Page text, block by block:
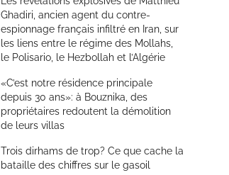
Ghadiri, ancien agent du contre-
espionnage français infiltré en Iran, sur
les liens entre le régime des Mollahs,
le Polisario, le Hezbollah et l’Algérie
«C’est notre résidence principale
depuis 30 ans»: à Bouznika, des
propriétaires redoutent la démolition
de leurs villas
Trois dirhams de trop? Ce que cache la
bataille des chiffres sur le gasoil